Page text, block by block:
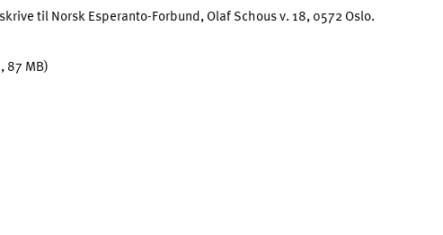
til Norsk Esperanto-Forbund, Olaf Schous v. 18, 0572 Oslo.
87 MB)